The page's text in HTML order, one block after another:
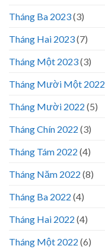
Tháng Ba 2023(3)
Tháng Hai 2023(7)
Tháng Một 2023(3)
Tháng Mười Một 2022
Tháng Mười 2022 (5)
Tháng Chín 2022 (3)
Tháng Tám 2022 (4)
Tháng Năm 2022 (8)
Tháng Ba 2022 (4)
Tháng Hai 2022 (4)
Tháng Một 2022 (6)